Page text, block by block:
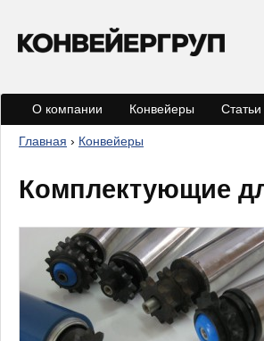
В
ы
з
д
с
Главная › Конвейеры
Комплектующие
О компании Конвейеры Статьи